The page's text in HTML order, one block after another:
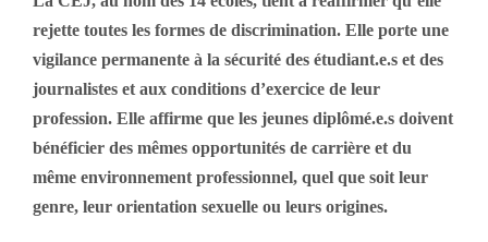
rejette toutes les formes de discrimination. Elle porte une
vigilance permanente à la sécurité des étudiant.e.s et des
journalistes et aux conditions d’exercice de leur
profession. Elle affirme que les jeunes diplômé.e.s doivent
bénéficier des mêmes opportunités de carrière et du
même environnement professionnel, quel que soit leur
genre, leur orientation sexuelle ou leurs origines.